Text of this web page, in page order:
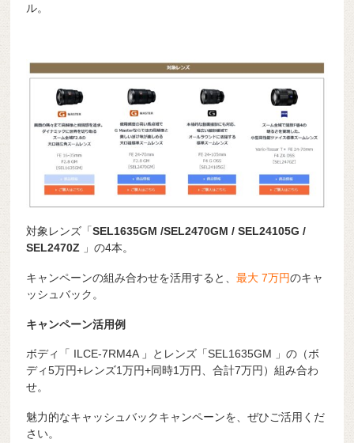
ル。
対象レンズ「SEL1635GM /SEL2470GM / SEL24105G /
SEL2470Z 」の4本。
キャンペーンの組み合わせを活用すると、最大 7万円のキャ
ッシュバック。
キャンペーン活用例
ボディ「 ILCE-7RM4A 」 とレンズ「SEL1635GM 」の（ボ
ディ5万円+レンズ1万円+同時1万円、合計7万円）組み合わ
せ。
魅力的なキャッシュバックキャンペーンを、ぜひご活用くだ
さい。